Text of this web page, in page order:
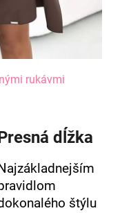
rukávmi
dĺžka
štýlu